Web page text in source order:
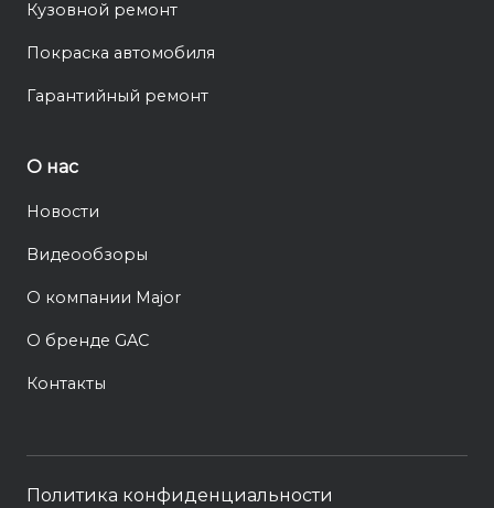
Кузовной ремонт
Покраска автомобиля
Гарантийный ремонт
О нас
Новости
Видеообзоры
О компании Major
О бренде GAC
Контакты
Политика конфиденциальности